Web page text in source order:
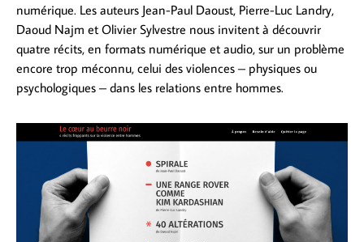
numérique. Les auteurs Jean-Paul Daoust, Pierre-Luc Landry,
Daoud Najm et Olivier Sylvestre nous invitent à découvrir
quatre récits, en formats numérique et audio, sur un problème
encore trop méconnu, celui des violences – physiques ou
psychologiques – dans les relations entre hommes.